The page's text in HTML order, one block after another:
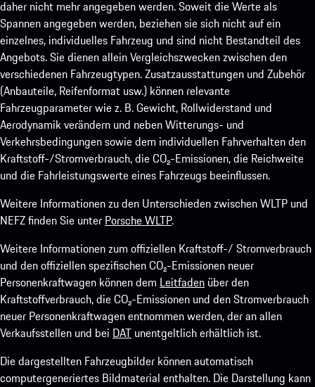
daher nicht mehr angegeben werden. Soweit die Werte als
Spannen angegeben werden, beziehen sie sich nicht auf ein
einzelnes, individuelles Fahrzeug und sind nicht Bestandteil des
Angebots. Sie dienen allein Vergleichszwecken zwischen den
verschiedenen Fahrzeugtypen. Zusatzausstattungen und Zubehör
(Anbauteile, Reifenformat usw.) können relevante
Fahrzeugparameter wie z. B. Gewicht, Rollwiderstand und
Aerodynamik verändern und neben Witterungs- und
Verkehrsbedingungen sowie dem individuellen Fahrverhalten den
Kraftstoff-/Stromverbrauch, die CO₂-Emissionen, die Reichweite
und die Fahrleistungswerte eines Fahrzeugs beeinflussen.
Weitere Informationen zu den Unterschieden zwischen WLTP und
NEFZ finden Sie unter Porsche WLTP.
Weitere Informationen zum offiziellen Kraftstoff-/ Stromverbrauch
und den offiziellen spezifischen CO₂-Emissionen neuer
Personenkraftwagen können dem Leitfaden über den
Kraftstoffverbrauch, die CO₂-Emissionen und den Stromverbrauch
neuer Personenkraftwagen entnommen werden, der an allen
Verkaufsstellen und bei DAT unentgeltlich erhältlich ist.
Die dargestellten Fahrzeugbilder können automatisch
computergeneriertes Bildmaterial enthalten. Die Darstellung kann